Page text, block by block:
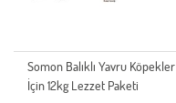
Somon Balıklı Yavru Köpekler
İçin 12kg Lezzet Paketi